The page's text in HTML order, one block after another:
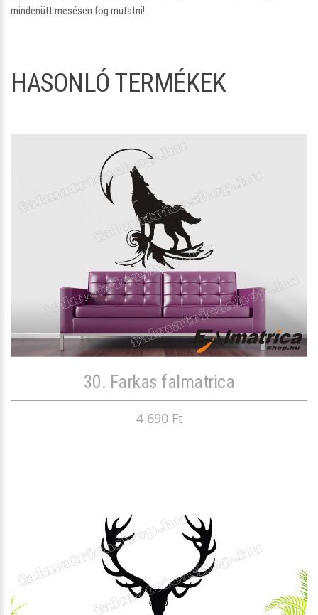
mindenütt mesésen fog mutatni!
HASONLÓ TERMÉKEK
30. Farkas falmatrica
4 690 Ft